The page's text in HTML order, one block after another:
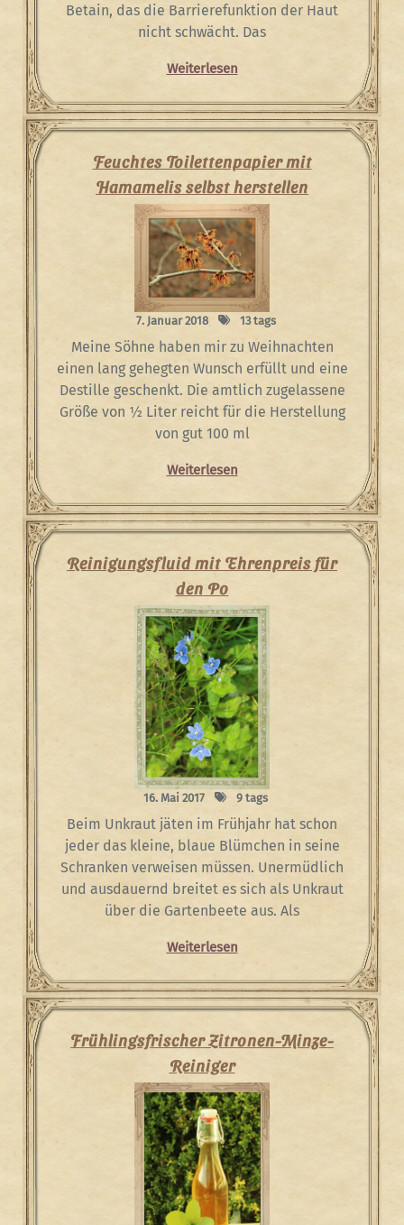
Betain, das die Barrierefunktion der Haut
nicht schwächt. Das
Weiterlesen
Feuchtes Toilettenpapier mit
Hamamelis selbst herstellen
7. Januar 2018 13 tags
Meine Söhne haben mir zu Weihnachten
einen lang gehegten Wunsch erfüllt und eine
Destille geschenkt. Die amtlich zugelassene
Größe von ½ Liter reicht für die Herstellung
von gut 100 ml
Weiterlesen
Reinigungsfluid mit Ehrenpreis für
den Po
16. Mai 2017 9 tags
Beim Unkraut jäten im Frühjahr hat schon
jeder das kleine, blaue Blümchen in seine
Schranken verweisen müssen. Unermüdlich
und ausdauernd breitet es sich als Unkraut
über die Gartenbeete aus. Als
Weiterlesen
Frühlingsfrischer Zitronen-Minze-
Reiniger